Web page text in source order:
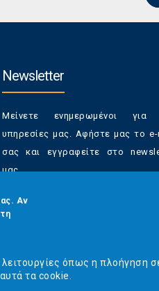
Newsletter
Μείνετε ενημερωμένοι για
υπηρεσίες μας. Αφήστε μας το e-
σας και εγγραφείτε στο
μας.
Έχετε τη δυνατότητα
από τα newsletters μας ανά
Email*
Αν
όπως η πλοήγηση
τα cookie.